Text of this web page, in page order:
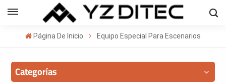
Página De Inicio Equipo Especial Para Escenarios
Categorías